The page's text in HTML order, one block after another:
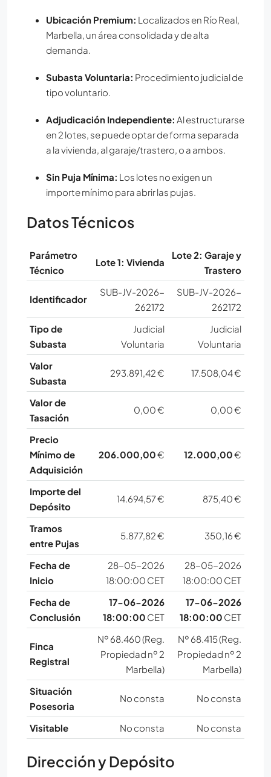
Ubicación Premium: Localizados en Río Real,
Marbella, un área consolidada y de alta
demanda.
Subasta Voluntaria: Procedimiento judicial de
tipo voluntario.
Adjudicación Independiente: Al estructurarse
en 2 lotes, se puede optar de forma separada
a la vivienda, al garaje/trastero, o a ambos.
Sin Puja Mínima: Los lotes no exigen un
importe mínimo para abrir las pujas.
Datos Técnicos
Parámetro
Técnico
Lote 1: Vivienda
Lote 2: Garaje y
Trastero
Identificador
SUB-JV-2026-
262172
SUB-JV-2026-
262172
Tipo de
Subasta
Judicial
Voluntaria
Judicial
Voluntaria
Valor
Subasta
293.891,42 € 17.508,04 €
Valor de
Tasación
0,00 € 0,00 €
Precio
Mínimo de
Adquisición
206.000,00€ 12.000,00€
Importe del
Depósito
14.694,57 € 875,40 €
Tramos
entre Pujas
5.877,82 € 350,16 €
Fecha de
Inicio
28-05-2026
18:00:00 CET
28-05-2026
18:00:00 CET
Fecha de
Conclusión
17-06-2026
18:00:00 CET
17-06-2026
18:00:00 CET
Finca
Registral
Nº 68.460 (Reg.
Propiedad nº 2
Marbella)
Nº 68.415 (Reg.
Propiedad nº 2
Marbella)
Situación
Posesoria
No consta No consta
Visitable No consta No consta
Dirección y Depósito